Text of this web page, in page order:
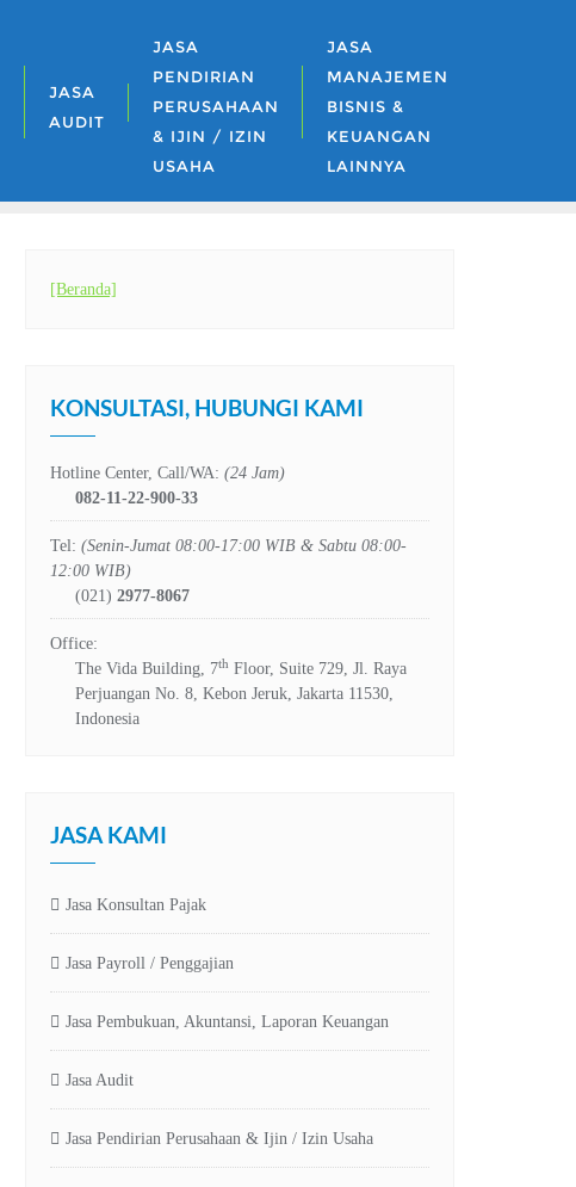
JASA
AUDIT
JASA
PENDIRIAN
PERUSAHAAN
& IJIN / IZIN
USAHA
JASA
MANAJEMEN
BISNIS &
KEUANGAN
LAINNYA
[Beranda]
KONSULTASI, HUBUNGI KAMI
Hotline Center, Call/WA: (24 Jam)
082-11-22-900-33
Tel: (Senin-Jumat 08:00-17:00 WIB & Sabtu 08:00-
12:00 WIB)
(021) 2977-8067
Office:
The Vida Building, 7th Floor, Suite 729, Jl. Raya
Perjuangan No. 8, Kebon Jeruk, Jakarta 11530,
Indonesia
JASA KAMI
Jasa Konsultan Pajak
Jasa Payroll / Penggajian
Jasa Pembukuan, Akuntansi, Laporan Keuangan
Jasa Audit
Jasa Pendirian Perusahaan & Ijin / Izin Usaha